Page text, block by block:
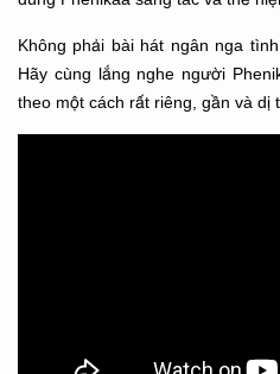
Không phải bài hát ngân nga
Hãy cùng lắng nghe người
theo một cách rất riêng, gần và dị